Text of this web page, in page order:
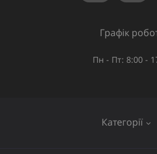
Категорії
Графік
Пн - Пт: 8:00 -